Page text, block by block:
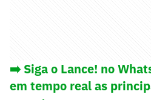
➡️ Siga o Lance! no
em tempo real as